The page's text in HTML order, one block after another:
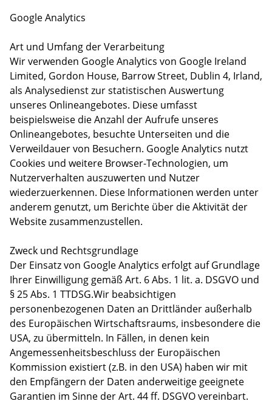
Google Analytics
Art und Umfang der Verarbeitung
Wir verwenden Google Analytics von Google Ireland
Limited, Gordon House, Barrow Street, Dublin 4, Irland,
als Analysedienst zur statistischen Auswertung
unseres Onlineangebotes. Diese umfasst
beispielsweise die Anzahl der Aufrufe unseres
Onlineangebotes, besuchte Unterseiten und die
Verweildauer von Besuchern. Google Analytics nutzt
Cookies und weitere Browser-Technologien, um
Nutzerverhalten auszuwerten und Nutzer
wiederzuerkennen. Diese Informationen werden unter
anderem genutzt, um Berichte über die Aktivität der
Website zusammenzustellen.
Zweck und Rechtsgrundlage
Der Einsatz von Google Analytics erfolgt auf Grundlage
Ihrer Einwilligung gemäß Art. 6 Abs. 1 lit. a. DSGVO und
§ 25 Abs. 1 TTDSG.Wir beabsichtigen
personenbezogenen Daten an Drittländer außerhalb
des Europäischen Wirtschaftsraums, insbesondere die
USA, zu übermitteln. In Fällen, in denen kein
Angemessenheitsbeschluss der Europäischen
Kommission existiert (z.B. in den USA) haben wir mit
den Empfängern der Daten anderweitige geeignete
Garantien im Sinne der Art. 44 ff. DSGVO vereinbart.